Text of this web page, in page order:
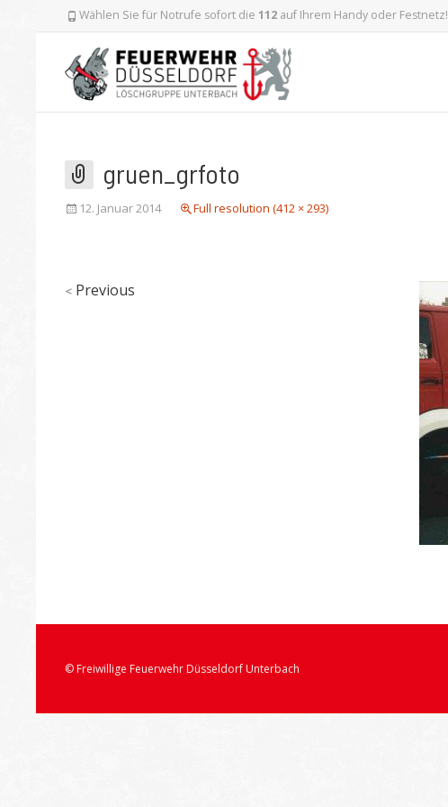
Wählen Sie für Notrufe sofort die 112 auf Ihrem Handy oder Festnetz!
gruen_grfoto
12. Januar 2014 Full resolution (412 × 293)
< Previous
© Freiwillige Feuerwehr Düsseldorf Unterbach